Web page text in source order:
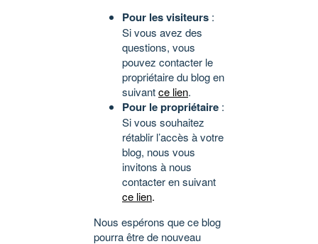
Pour les visiteurs :
Si vous avez des
questions, vous
pouvez contacter le
propriétaire du blog en
suivantce lien.
Pour le propriétaire :
Si vous souhaitez
rétablir l’accès à votre
blog, nous vous
invitons à nous
contacter en suivant
ce lien.
Nous espérons que ce blog
pourra être de nouveau